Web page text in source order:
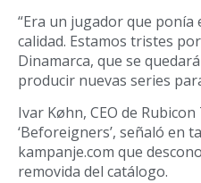
“Era un jugador que
calidad. Estamos tristes
Dinamarca, que se
producir nuevas series
Ivar Køhn, CEO de
‘Beforeigners’, señaló en
kampanje.com que
removida del catálogo.